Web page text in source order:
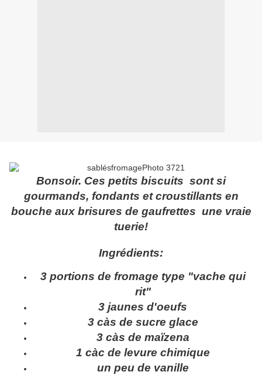
Bonsoir. Ces petits biscuits sont si
gourmands, fondants et croustillants en
bouche aux brisures de gaufrettes une vraie
tuerie!
Ingrédients:
3 portions de fromage type "vache qui
rit"
3 jaunes d'oeufs
3 càs de sucre glace
3 càs de maïzena
1 càc de levure chimique
un peu de vanille